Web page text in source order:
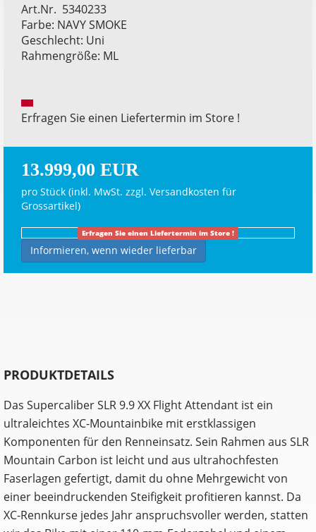
Art.Nr. 5340233
Farbe: NAVY SMOKE
Geschlecht: Uni
Rahmengröße: ML
Erfragen Sie einen Liefertermin im Store !
13.999,00 EUR
pro Stück (inkl. MwSt. zzgl. Versandkosten für
Grossartikel)
Erfragen Sie einen Liefertermin im Store !
Informieren, wenn wieder lieferbar
PRODUKTDETAILS
Das Supercaliber SLR 9.9 XX Flight Attendant ist ein
ultraleichtes XC-Mountainbike mit erstklassigen
Komponenten für den Renneinsatz. Sein Rahmen aus SLR
Mountain Carbon ist leicht und aus ultrahochfesten
Faserlagen gefertigt, damit du ohne Mehrgewicht von
einer beeindruckenden Steifigkeit profitieren kannst. Da
XC-Rennkurse jedes Jahr anspruchsvoller werden, statten